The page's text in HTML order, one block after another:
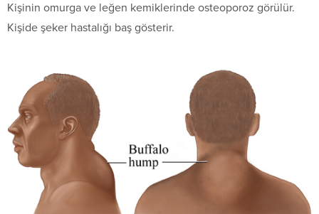
Kişinin omurga ve leğen kemiklerinde osteoporoz görülür.
Kişide şeker hastalığı baş gösterir.